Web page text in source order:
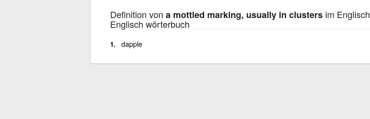
Definition von a mottled marking, usually in clustersim Englisch
Englisch wörterbuch
dapple